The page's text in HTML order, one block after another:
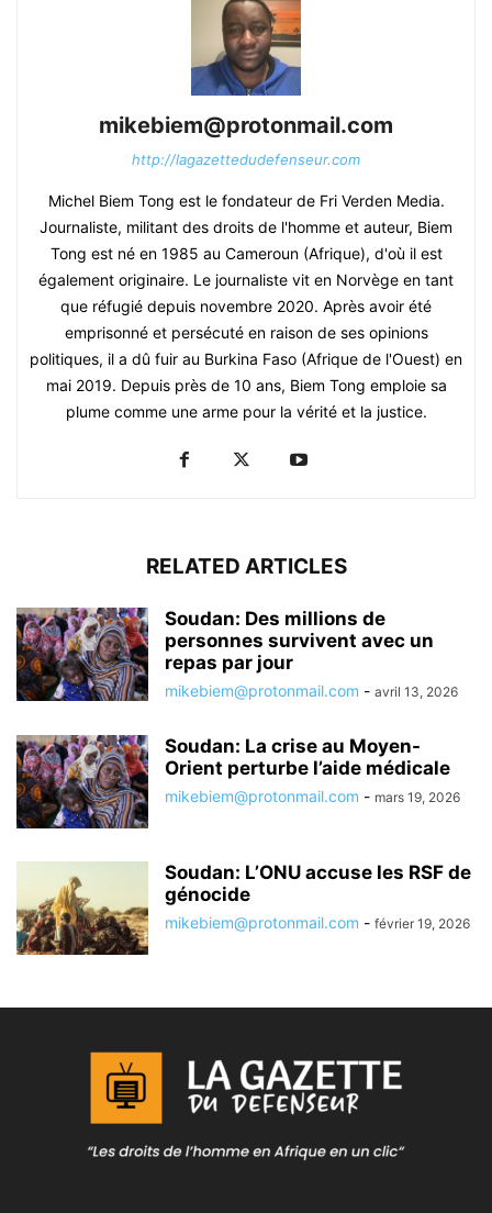
mikebiem@protonmail.com
http://lagazettedudefenseur.com
Michel Biem Tong est le fondateur de Fri Verden Media.
Journaliste, militant des droits de l'homme et auteur, Biem
Tong est né en 1985 au Cameroun (Afrique), d'où il est
également originaire. Le journaliste vit en Norvège en tant
que réfugié depuis novembre 2020. Après avoir été
emprisonné et persécuté en raison de ses opinions
politiques, il a dû fuir au Burkina Faso (Afrique de l'Ouest) en
mai 2019. Depuis près de 10 ans, Biem Tong emploie sa
plume comme une arme pour la vérité et la justice.
RELATED ARTICLES
Soudan: Des millions de
personnes survivent avec un
repas par jour
mikebiem@protonmail.com - avril 13, 2026
Soudan: La crise au Moyen-
Orient perturbe l’aide médicale
mikebiem@protonmail.com - mars 19, 2026
Soudan: L’ONU accuse les RSF de
génocide
mikebiem@protonmail.com - février 19, 2026